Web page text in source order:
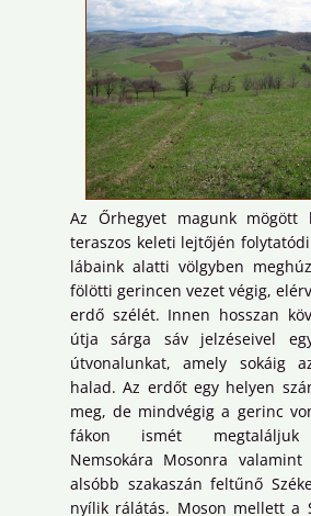
Az Őrhegyet magunk mögött
teraszos keleti lejtőjén
lábaink alatti völgyben
fölötti gerincen vezet végig,
erdő szélét. Innen hosszan
útja sárga sáv jelzéseivel
útvonalunkat, amely sokáig
halad. Az erdőt egy helyen
meg, de mindvégig a gerinc
fákon ismét megtaláljuk
Nemsokára Mosonra
alsóbb szakaszán feltűnő
nyílik rálátás. Moson mellett a